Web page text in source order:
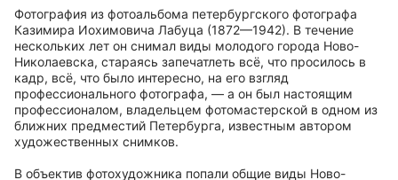
Фотография из фотоальбома петербургского фотографа
Казимира Иохимовича Лабуца (1872—1942). В течение
нескольких лет он снимал виды молодого города Ново-
Николаевска, стараясь запечатлеть всё, что просилось в
кадр, всё, что было интересно, на его взгляд
профессионального фотографа, — а он был настоящим
профессионалом, владельцем фотомастерской в одном из
ближних предместий Петербурга, известным автором
художественных снимков.
В объектив фотохудожника попали общие виды Ново-